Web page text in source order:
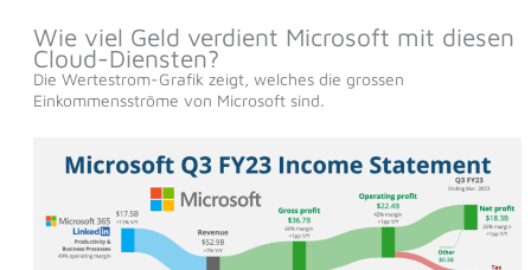
Wie viel Geld verdient Microsoft mit diesen
Cloud-Diensten?
Die Wertestrom-Grafik zeigt, welches die grossen
Einkommensströme von Microsoft sind.